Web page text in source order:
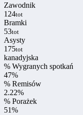
Zawodnik
124tot
Bramki
53tot
Asysty
175tot
kanadyjska
% Wygranych spotkań
47%
% Remisów
2.22%
% Porażek
51%